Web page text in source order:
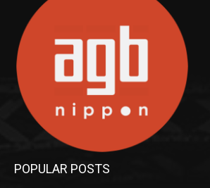
POPULAR POSTS